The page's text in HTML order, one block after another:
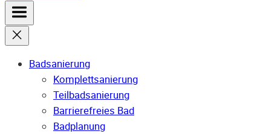
Badsanierung
Komplettsanierung
Teilbadsanierung
Barrierefreies Bad
Badplanung